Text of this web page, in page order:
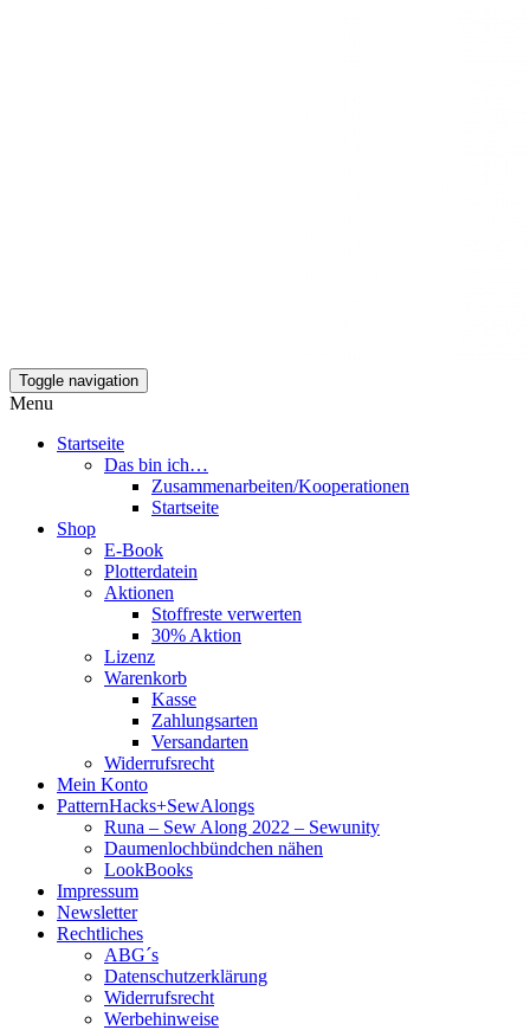
Mamili1910
Toggle navigation
Menu
Startseite
Das bin ich…
Zusammenarbeiten/Kooperationen
Startseite
Shop
E-Book
Plotterdatein
Aktionen
Stoffreste verwerten
30% Aktion
Lizenz
Warenkorb
Kasse
Zahlungsarten
Versandarten
Widerrufsrecht
Mein Konto
PatternHacks+SewAlongs
Runa – Sew Along 2022 – Sewunity
Daumenlochbündchen nähen
LookBooks
Impressum
Newsletter
Rechtliches
ABG´s
Datenschutzerklärung
Widerrufsrecht
Werbehinweise